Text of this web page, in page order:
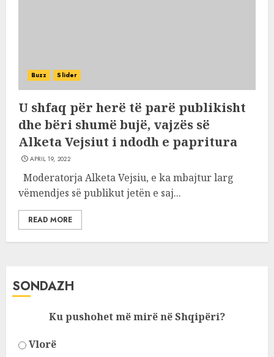
Buzz Slider
U shfaq për herë të parë publikisht
dhe bëri shumë bujë, vajzës së
Alketa Vejsiut i ndodh e papritura
APRIL 19, 2022
Moderatorja Alketa Vejsiu, e ka mbajtur larg
vëmendjes së publikut jetën e saj...
READ MORE
SONDAZH
Ku pushohet më mirë në Shqipëri?
Vlorë